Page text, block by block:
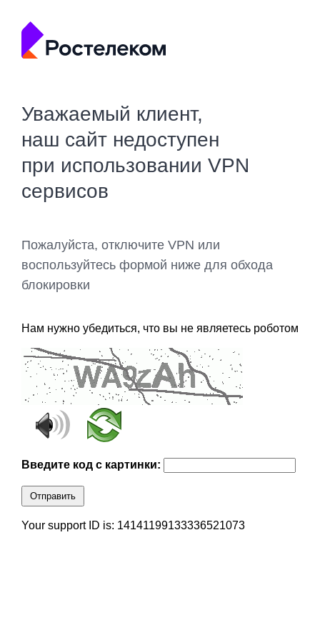
Уважаемый клиент,
наш сайт недоступен
при использовании VPN
сервисов
Пожалуйста, отключите VPN или
воспользуйтесь формой ниже для обхода
блокировки
Нам нужно убедиться, что вы не являетесь роботом
Введите код с картинки:
Отправить
Your support ID is: 14141199133336521073